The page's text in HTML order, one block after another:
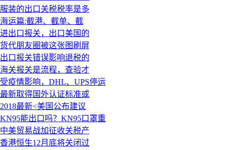
服装的出口关税税率是多
海运篇:截港、截单、截
进出口报关，出口美国的
货代朋友圈被这张图刷屏
出口报关错误影响退税的
海关报关是流程，查验才
受疫情影响，DHL、UPS停运
最新取得国外认证标准或
2018最新<美国公布建议
KN95能出口吗？KN95口罩重
中美贸易战加征收关税产
香港恒生12月底将关闭过